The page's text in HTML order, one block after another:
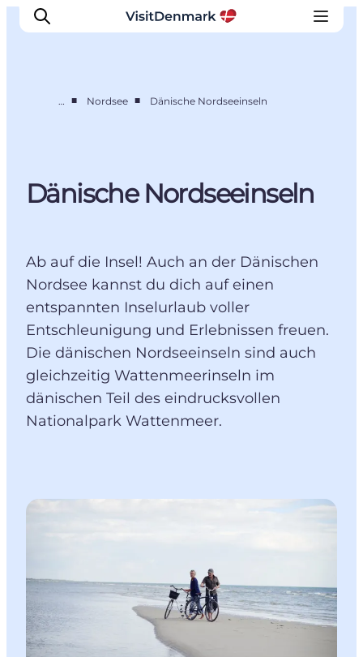
Erlebnisse
Unterkünfte
… ■ Nordsee ■ Dänische Nordseeinseln
Dänische Nordseeinseln
Ab auf die Insel! Auch an der Dänischen
Nordsee kannst du dich auf einen
entspannten Inselurlaub voller
Entschleunigung und Erlebnissen freuen.
Die dänischen Nordseeinseln sind auch
gleichzeitig Wattenmeerinseln im
dänischen Teil des eindrucksvollen
Nationalpark Wattenmeer.